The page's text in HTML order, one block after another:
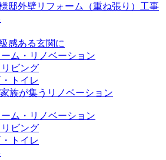
邸外壁リフォーム（重ね張り）工事
感ある玄関に
ム・リノベーション
ビング
トイレ
族が集うリノベーション
ム・リノベーション
ビング
トイレ